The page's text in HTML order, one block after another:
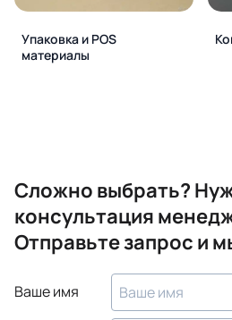
Упаковка и POS
материалы
Сложно выбрать?
консультация
Отправьте запрос и
Ваше имя